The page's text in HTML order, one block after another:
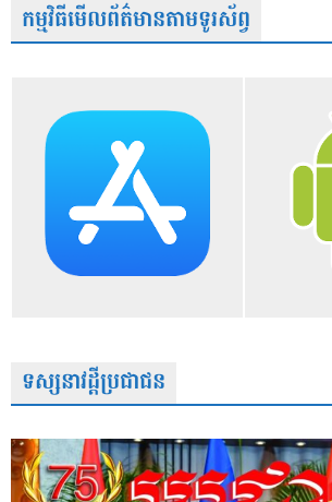
កម្មវិធីមើលព័ត៌មានតាមទូរស័ព្វ
ទស្សនាវដ្តីប្រជាជន